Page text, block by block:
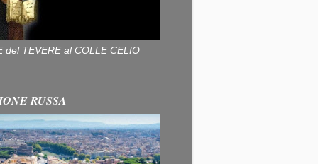
del TEVERE al COLLE CELIO
RUSSA